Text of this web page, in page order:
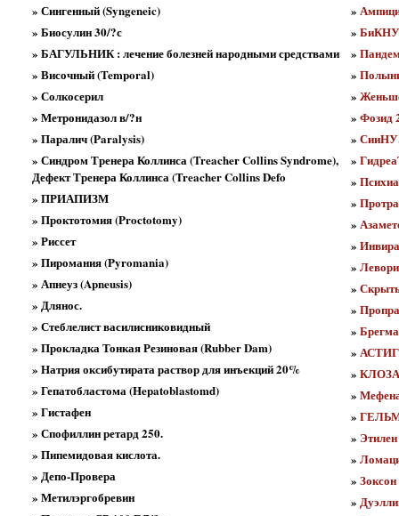
» Сингенный (Syngeneic)
» Биосулин 30/?с
» БАГУЛЬНИК : лечение болезней народными средствами
» Височный (Temporal)
» Солкосерил
» Метронидазол в/?н
» Паралич (Paralysis)
» Синдром Тренера Коллинса (Treacher Collins Syndrome),
Дефект Тренера Коллинса (Treacher Collins Defo
» ПРИАПИЗМ
» Проктотомия (Proctotomy)
» Риссет
» Пиромания (Pyromania)
» Апнеуз (Apneusis)
» Длянос.
» Стеблелист василисниковидный
» Прокладка Тонкая Резиновая (Rubber Dam)
» Натрия оксибутирата раствор для инъекций 20%
» Гепатобластома (Hepatoblastomd)
» Гистафен
» Спофиллин ретард 250.
» Пипемидовая кислота.
» Депо-Провера
» Метилэргобревин
»
»
»
»
»
» Фозид
»
»
»
»
»
»
»
»
»
»
»
»
»
»
»
»
» Зоксон
»